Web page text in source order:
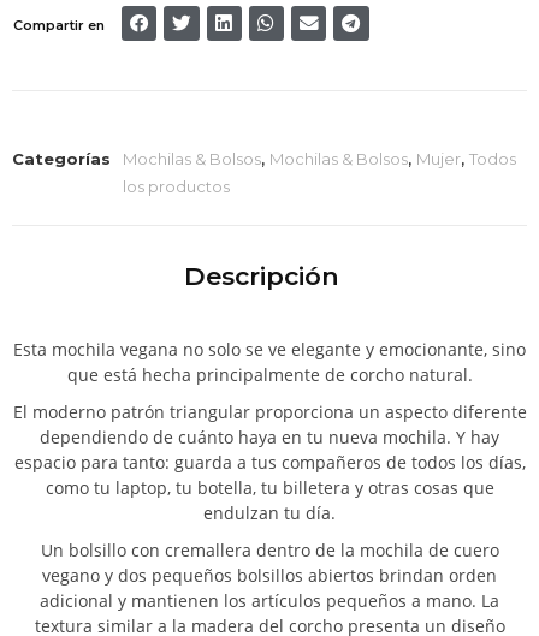
Compartir en
Categorías Mochilas & Bolsos, Mochilas & Bolsos, Mujer, Todos
los productos
Descripción
Esta mochila vegana no solo se ve elegante y emocionante, sino
que está hecha principalmente de corcho natural.
El moderno patrón triangular proporciona un aspecto diferente
dependiendo de cuánto haya en tu nueva mochila. Y hay
espacio para tanto: guarda a tus compañeros de todos los días,
como tu laptop, tu botella, tu billetera y otras cosas que
endulzan tu día.
Un bolsillo con cremallera dentro de la mochila de cuero
vegano y dos pequeños bolsillos abiertos brindan orden
adicional y mantienen los artículos pequeños a mano. La
textura similar a la madera del corcho presenta un diseño